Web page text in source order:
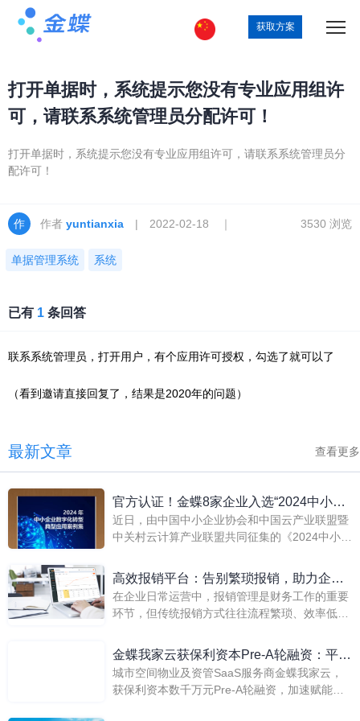
获取方案
打开单据时，系统提示您没有专业应用组许
可，请联系系统管理员分配许可！
打开单据时，系统提示您没有专业应用组许可，请联系系统管理员分
配许可！
作者 yuntianxia | 2022-02-18 ｜
单据管理系统 系统
3530 浏览
已有 1 条回答
联系系统管理员，打开用户，有个应用许可授权，勾选了就可以了
（看到邀请直接回复了，结果是2020年的问题）
最新文章 查看更多
官方认证！金蝶8家企业入选“2024中小企
业数字化转型典型应用案例”！
近日，由中国中小企业协会和中国云产业联盟暨
中关村云计算产业联盟共同征集的《2024中小企
国建设峰会上隆重发布。
高效报销平台：告别繁琐报销，助力企业
高效管理
在企业日常运营中，报销管理是财务工作的重要
环节，但传统报销方式往往流程繁琐、效率低
数字化时代的到来，一款高效便捷的报销平台成
为企业的迫切需求。金蝶精斗云·云报销正是这
样一款能够满足企业需求的报销平台，为企业报
销管理带来了全新的变革。
金蝶我家云获保利资本Pre-A轮融资：平台
＋SaaS三位一体赋能物业资管企业数字化
转型
城市空间物业及资管SaaS服务商金蝶我家云，
获保利资本数千万元Pre-A轮融资，加速赋能物